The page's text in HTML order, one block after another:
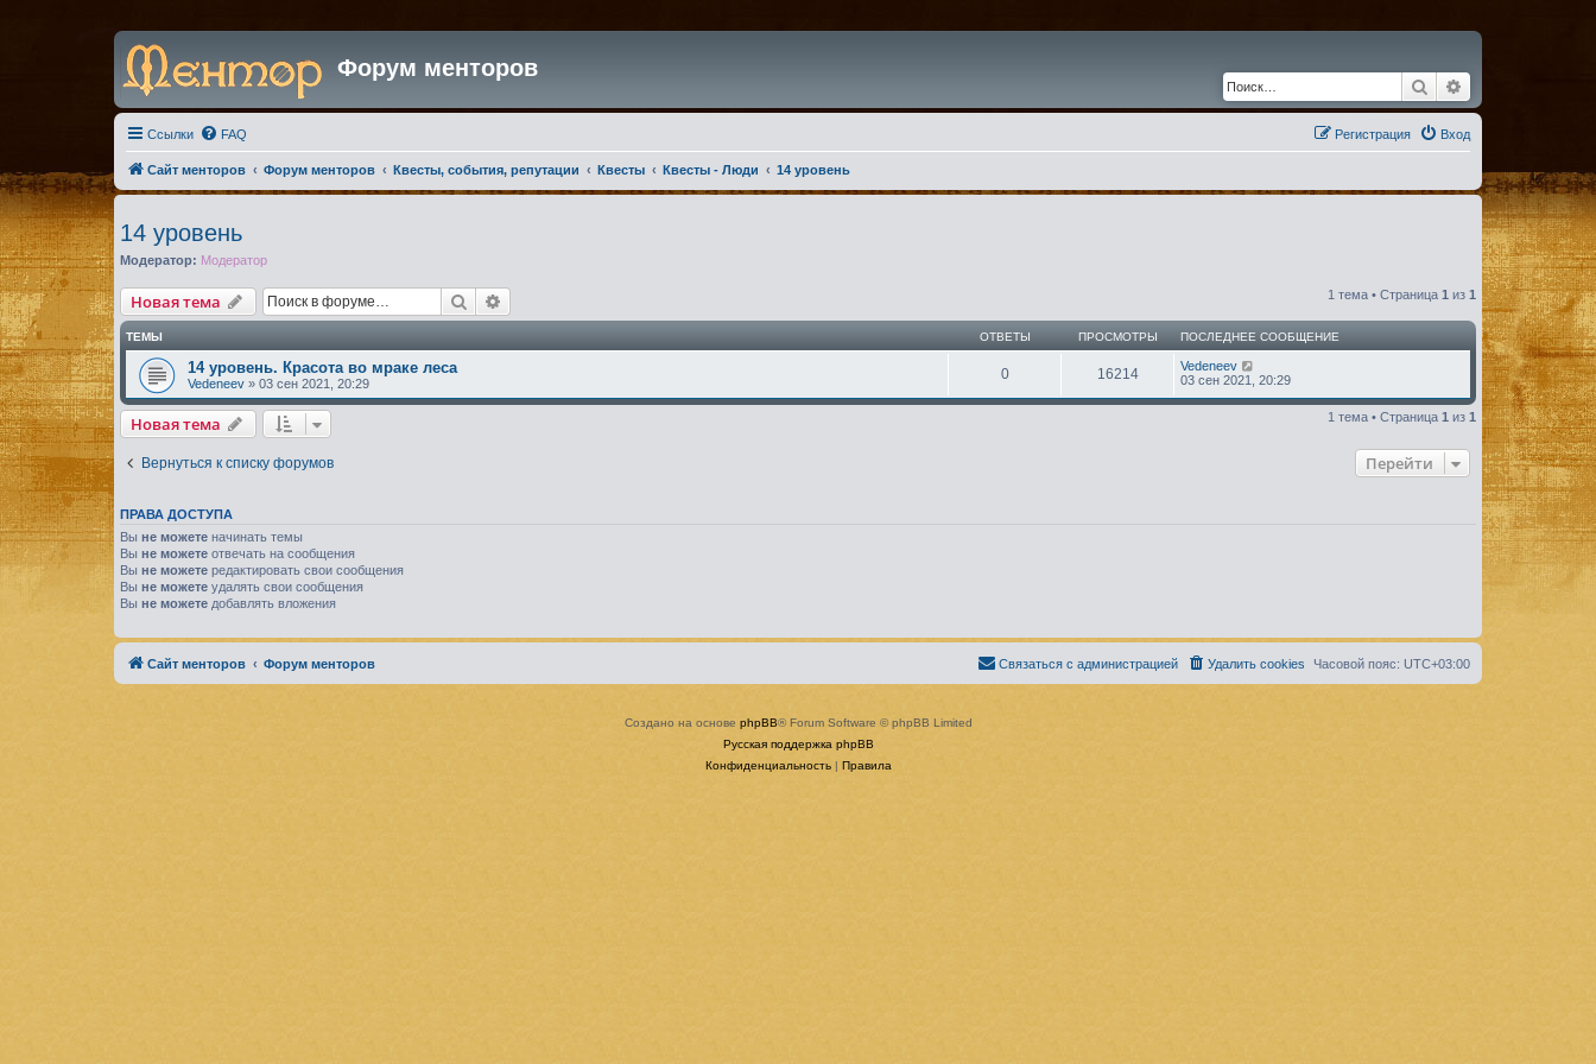
Форум менторов
Поиск
Ссылки FAQ Вход
Регистрация
Сайт менторов Форум менторов Квесты, события, репутации Квесты Квесты - Люди 14 уровень
14 уровень
Модератор: Модератор
Новая тема Поиск 1 тема • Страница 1 из 1
ТЕМЫ ОТВЕТЫ ПРОСМОТРЫ ПОСЛЕДНЕЕ СООБЩЕНИЕ
14 уровень. Красота во мраке леса
Vedeneev » 03 сен 2021, 20:29
0 16214
Vedeneev
03 сен 2021, 20:29
Новая тема 1 тема • Страница 1 из 1
Вернуться к списку форумов Перейти
ПРАВА ДОСТУПА
Вы не можете начинать темы
Вы не можете отвечать на сообщения
Вы не можете редактировать свои сообщения
Вы не можете удалять свои сообщения
Вы не можете добавлять вложения
Сайт менторов Форум менторов Часовой пояс: UTC+03:00
Удалить cookies
Связаться с администрацией
Создано на основе phpBB® Forum Software © phpBB Limited
Русская поддержка phpBB
Конфиденциальность| Правила